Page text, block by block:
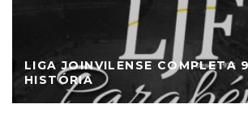
LIGA JOINVILENSE COMPLETA
HISTÓRIA